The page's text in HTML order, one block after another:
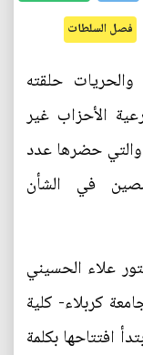
فصل السلطات
حلقته
الأحزاب غير
حضرها عدد
في الشأن
علاء الحسيني
كربلاء- كلية
افتتاحها بكلمة